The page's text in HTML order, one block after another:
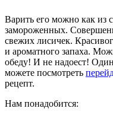
Варить его можно как из
замороженных.
свежих лисичек.
и ароматного запаха.
обеду! И не надоест!
можете посмотреть
рецепт.
Нам понадобится: